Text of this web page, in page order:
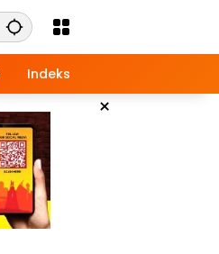
Indeks
×